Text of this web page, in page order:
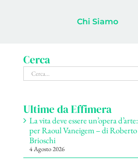
Chi Siamo
Cerca
Cerca
per:
Ultime da Effimera
La vita deve essere un’opera d’arte:
per Raoul Vaneigem – di Roberto
Brioschi
4 Agosto 2026